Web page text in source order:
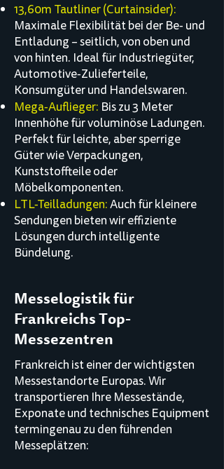
13,60m Tautliner (Curtainsider):
Maximale Flexibilität bei der Be- und
Entladung – seitlich, von oben und
von hinten. Ideal für Industriegüter,
Automotive-Zulieferteile,
Konsumgüter und Handelswaren.
Mega-Auflieger: Bis zu 3 Meter
Innenhöhe für voluminöse Ladungen.
Perfekt für leichte, aber sperrige
Güter wie Verpackungen,
Kunststoffteile oder
Möbelkomponenten.
LTL-Teilladungen:Auch für kleinere
Sendungen bieten wir effiziente
Lösungen durch intelligente
Bündelung.
Messelogistik für
Frankreichs Top-
Messezentren
Frankreich ist einer der wichtigsten
Messestandorte Europas. Wir
transportieren Ihre Messestände,
Exponate und technisches Equipment
termingenau zu den führenden
Messeplätzen: